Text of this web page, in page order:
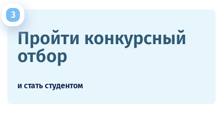
Пройти конкурсный
отбор
и стать студентом